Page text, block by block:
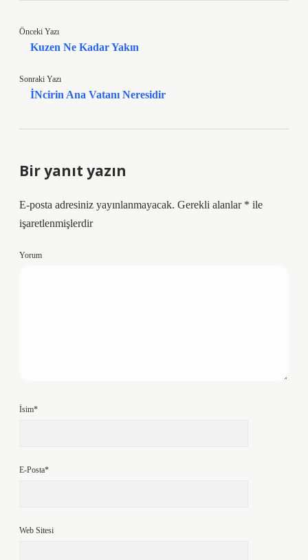
Önceki Yazı
Kuzen Ne Kadar Yakın
Sonraki Yazı
İNcirin Ana Vatanı Neresidir
Bir yanıt yazın
E-posta adresiniz yayınlanmayacak. Gerekli alanlar * ile
işaretlenmişlerdir
Yorum
İsim*
E-Posta*
Web Sitesi